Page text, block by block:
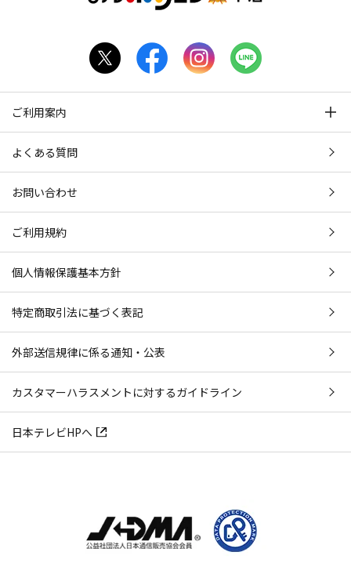
ご利用案内
よくある質問
お問い合わせ
ご利用規約
個人情報保護基本方針
特定商取引法に基づく表記
外部送信規律に係る通知・公表
カスタマーハラスメントに対するガイドライン
日本テレビHPへ